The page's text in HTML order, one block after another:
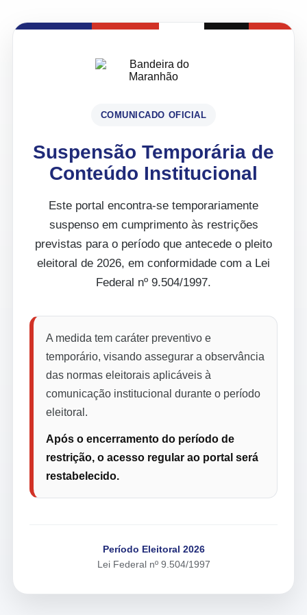
COMUNICADO OFICIAL
Suspensão Temporária de
Conteúdo Institucional
Este portal encontra-se temporariamente
suspenso em cumprimento às restrições
previstas para o período que antecede o pleito
eleitoral de 2026, em conformidade com a Lei
Federal nº 9.504/1997.
A medida tem caráter preventivo e
temporário, visando assegurar a observância
das normas eleitorais aplicáveis à
comunicação institucional durante o período
eleitoral.
Após o encerramento do período de
restrição, o acesso regular ao portal será
restabelecido.
Período Eleitoral 2026
Lei Federal nº 9.504/1997